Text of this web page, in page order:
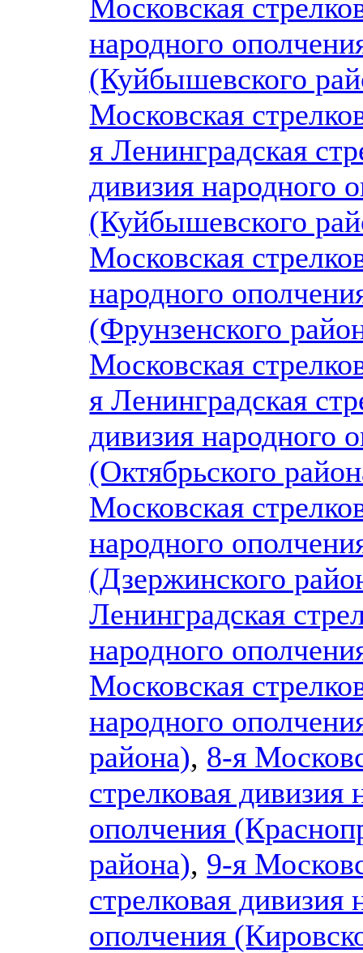
Московская
народного
(Куйбышевского
Московская
я Ленинградская
дивизия народного
(Куйбышевского
Московская
народного
(Фрунзенского
Московская
я Ленинградская
дивизия народного
(Октябрьского
Московская
народного
(Дзержинского
Ленинградская
народного
Московская
народного
района), 8-я
стрелковая дивизия
ополчения
района), 9-я
стрелковая дивизия
ополчения